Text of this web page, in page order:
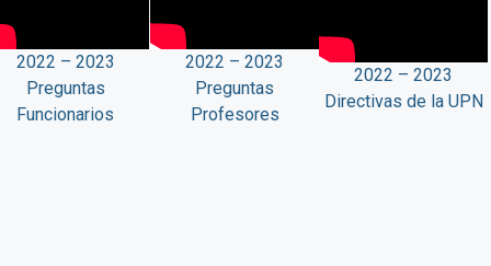
2022 – 2023
Preguntas
Funcionarios
2022 – 2023
Preguntas
Profesores
2022 – 2023
Directivas de la UPN